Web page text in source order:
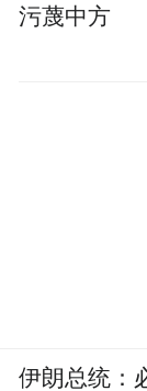
污蔑中方
伊朗总统：